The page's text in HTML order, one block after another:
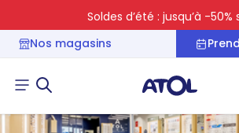
Soldes d’été : jusqu’à -50%
Nos magasins